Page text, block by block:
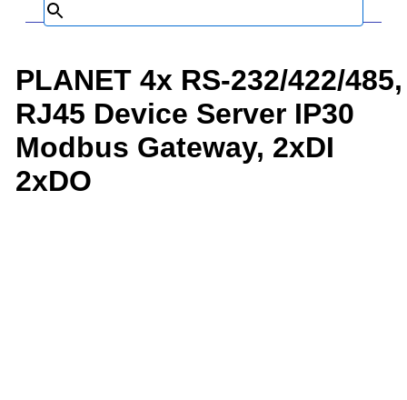
PLANET 4x RS-232/422/485,
RJ45 Device Server IP30
Modbus Gateway, 2xDI
2xDO